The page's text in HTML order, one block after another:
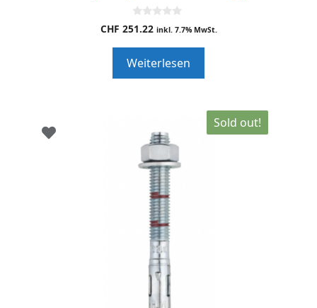
0
o
o
f
5
CHF 251.22 inkl. 7.7% MwSt.
Weiterlesen
Sold out!